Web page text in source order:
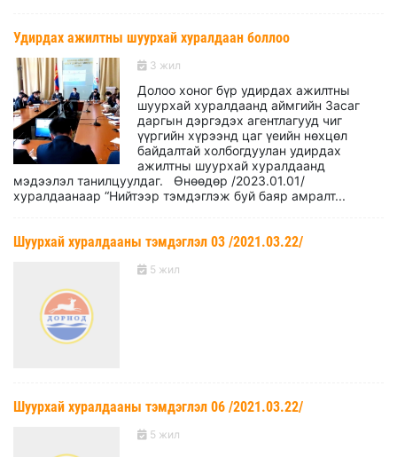
Удирдах ажилтны шуурхай хуралдаан боллоо
3 жил
Долоо хоног бүр удирдах ажилтны
шуурхай хуралдаанд аймгийн Засаг
даргын дэргэдэх агентлагууд чиг
үүргийн хүрээнд цаг үеийн нөхцөл
байдалтай холбогдуулан удирдах
ажилтны шуурхай хуралдаанд
мэдээлэл танилцуулдаг. Өнөөдөр /2023.01.01/
хуралдаанаар “Нийтээр тэмдэглэж буй баяр амралт...
Шуурхай хуралдааны тэмдэглэл 03 /2021.03.22/
5 жил
Шуурхай хуралдааны тэмдэглэл 06 /2021.03.22/
5 жил